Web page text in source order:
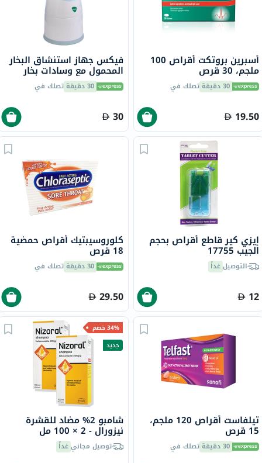
أسبرين بروتكت أقراص 100
ملجم، 30 قرص
30 دقيقة تصلك في
19.50
فيكس جهاز استنشاق البخار
المحمول مع وسادات بخار
برائحة المنثول
30 دقيقة تصلك في
30
إيزي كير قاطع أقراص بحجم
الجيب 17755
التوصيلغداً
12
كلوروسيبتيك أقراص حمضية
18 قرص
30 دقيقة تصلك في
29.50
تيلفاست أقراص 120 ملجم،
15 قرص
30 دقيقة تصلك في
34% خصم
جديد
شامبو 2% مضاد للقشرة
نيزورال - 2 × 100 مل
توصيل مجانيغداً